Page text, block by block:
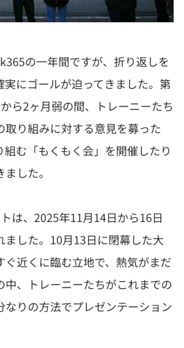
の一年間ですが、折り返しを
にゴールが迫ってきました。第
ら2ヶ月弱の間、トレーニーたち
り組みに対する意見を募った
む「もくもく会」を開催したり
した。
は、2025年11月14日から16日
ました。10月13日に閉幕した大
近くに臨む立地で、熱気がまだ
、トレーニーたちがこれまでの
りの方法でプレゼンテーション